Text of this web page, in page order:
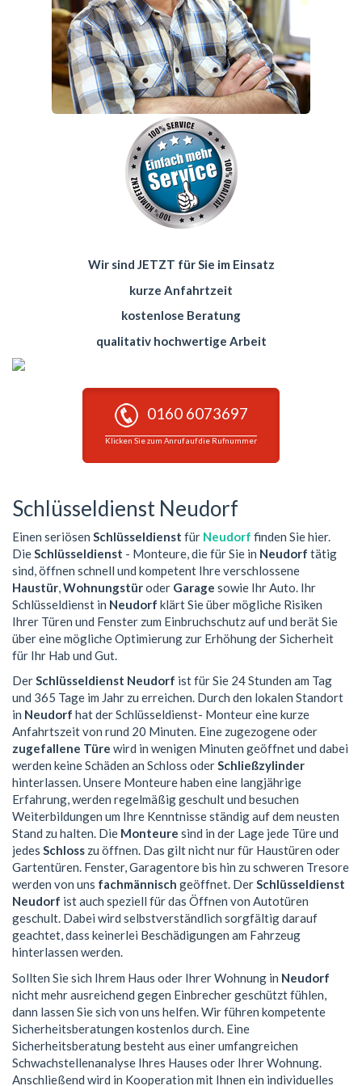
Wir sind JETZT für Sie im Einsatz
kurze Anfahrtzeit
kostenlose Beratung
qualitativ hochwertige Arbeit
0160 6073697
Klicken Sie zum Anruf auf die Rufnummer
Schlüsseldienst Neudorf
Einen seriösen Schlüsseldienst für Neudorf finden Sie hier.
DieSchlüsseldienst - Monteure, die für Sie in Neudorf tätig
sind, öffnen schnell und kompetent Ihre verschlossene
Haustür,Wohnungstüroder Garage sowie Ihr Auto. Ihr
Schlüsseldienst in Neudorf klärt Sie über mögliche Risiken
Ihrer Türen und Fenster zum Einbruchschutz auf und berät Sie
über eine mögliche Optimierung zur Erhöhung der Sicherheit
für Ihr Hab und Gut.
DerSchlüsseldienst Neudorf ist für Sie 24 Stunden am Tag
und 365 Tage im Jahr zu erreichen. Durch den lokalen Standort
in Neudorf hat der Schlüsseldienst- Monteur eine kurze
Anfahrtszeit von rund 20 Minuten. Eine zugezogene oder
zugefallene Türe wird in wenigen Minuten geöffnet und dabei
werden keine Schäden an Schloss oderSchließzylinder
hinterlassen. Unsere Monteure haben eine langjährige
Erfahrung, werden regelmäßig geschult und besuchen
Weiterbildungen um Ihre Kenntnisse ständig auf dem neusten
Stand zu halten. Die Monteure sind in der Lage jede Türe und
jedes Schloss zu öffnen. Das gilt nicht nur für Haustüren oder
Gartentüren. Fenster, Garagentore bis hin zu schweren Tresore
werden von uns fachmännisch geöffnet. DerSchlüsseldienst
Neudorf ist auch speziell für das Öffnen von Autotüren
geschult. Dabei wird selbstverständlich sorgfältig darauf
geachtet, dass keinerlei Beschädigungen am Fahrzeug
hinterlassen werden.
Sollten Sie sich Ihrem Haus oder Ihrer Wohnung in Neudorf
nicht mehr ausreichend gegen Einbrecher geschützt fühlen,
dann lassen Sie sich von uns helfen. Wir führen kompetente
Sicherheitsberatungen kostenlos durch. Eine
Sicherheitsberatung besteht aus einer umfangreichen
Schwachstellenanalyse Ihres Hauses oder Ihrer Wohnung.
Anschließend wird in Kooperation mit Ihnen ein individuelles